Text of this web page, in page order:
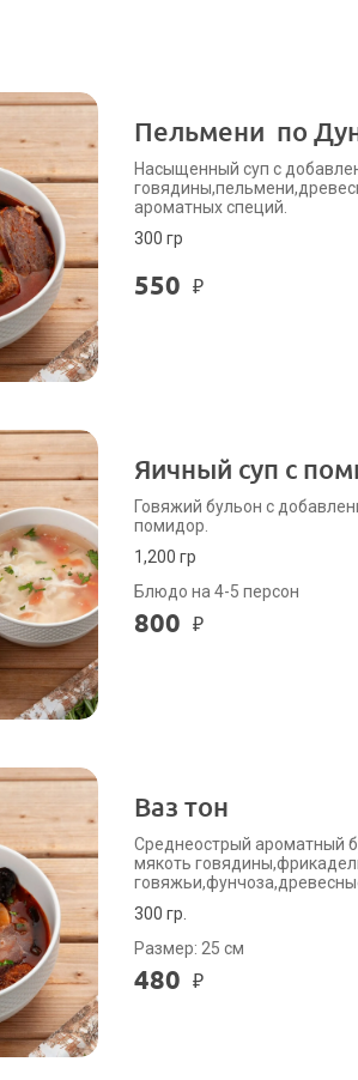
Пельмени по
Насыщенный суп с
ароматных специй.
300 гр
550 ₽
Яичный суп с
Говяжий бульон с
помидор.
1,200 гр
Блюдо на 4-5 персон
800 ₽
Ваз тон
Среднеострый ароматный
мякоть
300 гр.
Размер: 25 см
480 ₽